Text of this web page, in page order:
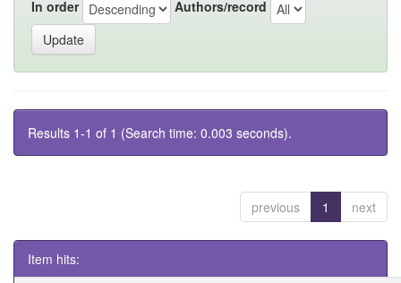
In order Authors/record
Results 1-1 of 1 (Search time: 0.003 seconds).
previous 1 next
Item hits: